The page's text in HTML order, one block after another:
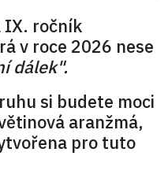
IX. ročník
v roce 2026 nese
dálek".
si budete moci
aranžmá,
pro tuto